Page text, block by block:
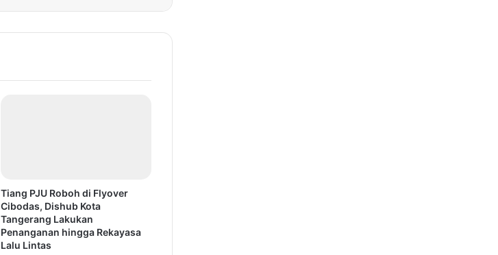
Tiang PJU Roboh di Flyover
Cibodas, Dishub Kota
Tangerang Lakukan
Penanganan hingga Rekayasa
Lalu Lintas